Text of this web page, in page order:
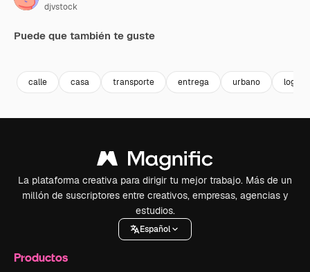
djvstock
Puede que también te guste
calle casa transporte entrega urbano
La plataforma creativa para dirigir tu mejor trabajo. Más de un
millón de suscriptores entre creativos, empresas, agencias y
estudios.
Español
Productos